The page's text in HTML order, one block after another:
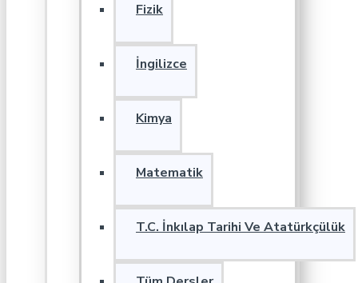
Fizik
İngilizce
Kimya
Matematik
T.C. İnkılap Tarihi Ve Atatürkçülük